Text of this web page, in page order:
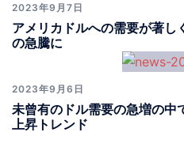
2023年9月7日
アメリカドルへの需要が著し
の急騰に
2023年9月6日
未曾有のドル需要の急増の中
上昇トレンド